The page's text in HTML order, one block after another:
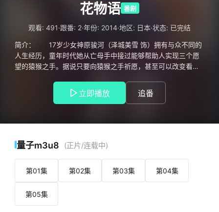
花物语 番剧
观看: 491·跟番: 2·年份: 2014·地区: 日本·状态: 已完结
简介： 17岁少女神原骏河（泽城美雪 饰）拥有与众不同的
人生经历，童年时代她从亡母手中接过能够帮助人实现三个愿
望的猿猴之手。据说只要向猿猴之手祈愿，甚至可以改变看似
阿良良木历（神谷浩史 饰）的帮助下，猿猴之手最终依附在骏
河的左手上，她不得不每日缠着绷带掩盖不平凡的一切。这个
本片根据日本小说家西尾维新创作的轻小说改编。
立即播放 追番
量子m3u8 (正片/连载中)
第01集 第02集 第03集 第04集
第05集